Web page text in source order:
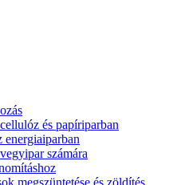
és papíriparban
energiaiparban
számára